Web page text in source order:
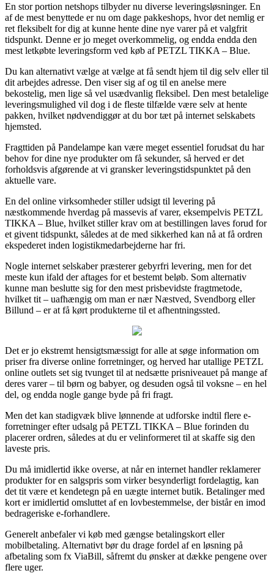
En stor portion netshops tilbyder nu diverse leveringsløsninger. En
af de mest benyttede er nu om dage pakkeshops, hvor det nemlig er
ret fleksibelt for dig at kunne hente dine nye varer på et valgfrit
tidspunkt. Denne er jo meget overkommelig, og endda endda den
mest letkøbte leveringsform ved køb af PETZL TIKKA – Blue.
Du kan alternativt vælge at vælge at få sendt hjem til dig selv eller til
dit arbejdes adresse. Den viser sig af og til en anelse mere
bekostelig, men lige så vel usædvanlig fleksibel. Den mest betalelige
leveringsmulighed vil dog i de fleste tilfælde være selv at hente
pakken, hvilket nødvendiggør at du bor tæt på internet selskabets
hjemsted.
Fragttiden på Pandelampe kan være meget essentiel forudsat du har
behov for dine nye produkter om få sekunder, så herved er det
forholdsvis afgørende at vi gransker leveringstidspunktet på den
aktuelle vare.
En del online virksomheder stiller udsigt til levering på
næstkommende hverdag på massevis af varer, eksempelvis PETZL
TIKKA – Blue, hvilket stiller krav om at bestillingen laves forud for
et givent tidspunkt, således at de med sikkerhed kan nå at få ordren
ekspederet inden logistikmedarbejderne har fri.
Nogle internet selskaber præsterer gebyrfri levering, men for det
meste kun ifald der aftages for et bestemt beløb. Som alternativ
kunne man beslutte sig for den mest prisbevidste fragtmetode,
hvilket tit – uafhængig om man er nær Næstved, Svendborg eller
Billund – er at få kørt produkterne til et afhentningssted.
Det er jo ekstremt hensigtsmæssigt for alle at søge information om
priser fra diverse online forretninger, og herved har utallige PETZL
online outlets set sig tvunget til at nedsætte prisniveauet på mange af
deres varer – til børn og babyer, og desuden også til voksne – en hel
del, og endda nogle gange byde på fri fragt.
Men det kan stadigvæk blive lønnende at udforske indtil flere e-
forretninger efter udsalg på PETZL TIKKA – Blue forinden du
placerer ordren, således at du er velinformeret til at skaffe sig den
laveste pris.
Du må imidlertid ikke overse, at når en internet handler reklamerer
produkter for en salgspris som virker besynderligt fordelagtig, kan
det tit være et kendetegn på en uægte internet butik. Betalinger med
kort er imidlertid omsluttet af en lovbestemmelse, der bistår en imod
bedrageriske e-forhandlere.
Generelt anbefaler vi køb med gængse betalingskort eller
mobilbetaling. Alternativt bør du drage fordel af en løsning på
afbetaling som fx ViaBill, såfremt du ønsker at dække pengene over
flere uger.